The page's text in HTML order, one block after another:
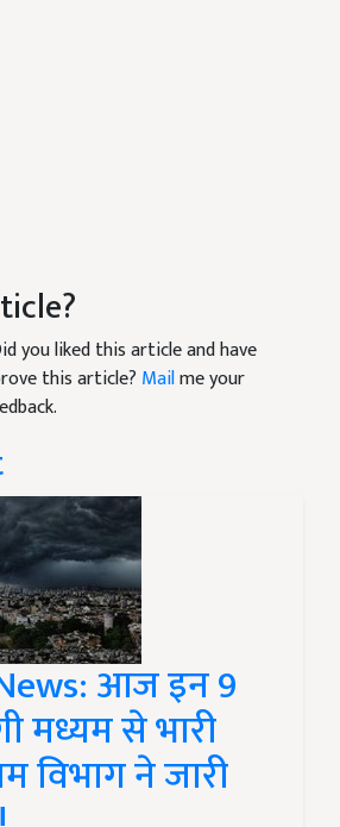
you liked this article and have
this article? Mailme your
आज इन 9
मध्यम से भारी
विभाग ने जारी